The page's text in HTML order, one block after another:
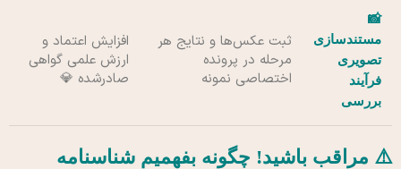
📸
مستندسازی
تصویری
فرآیند
بررسی
ثبت عکس‌ها و نتایج هر
مرحله در پرونده
اختصاصی نمونه
افزایش اعتماد و
ارزش علمی گواهی
صادرشده 💎
⚠️ مراقب باشید! چگونه بفهمیم شناسنامه